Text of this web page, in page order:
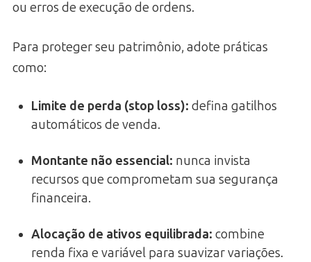
ou erros de execução de ordens.
Para proteger seu patrimônio, adote práticas
como:
Limite de perda (stop loss): defina gatilhos
automáticos de venda.
Montante não essencial: nunca invista
recursos que comprometam sua segurança
financeira.
Alocação de ativos equilibrada: combine
renda fixa e variável para suavizar variações.